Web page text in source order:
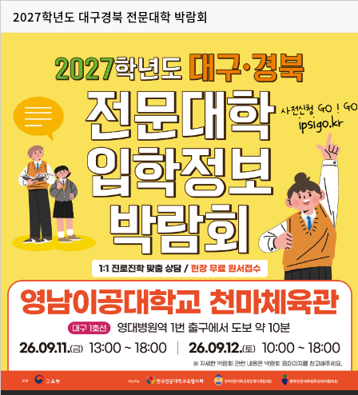
내꿈에날개를달다.
하루동안 이창 열지 않기 닫기
2027학년도 대구경북 전문대학 박람회
01 01